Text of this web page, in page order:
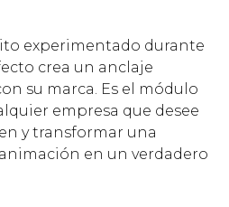
experimentado durante
crea un anclaje
su marca. Es el módulo
empresa que desee
y transformar una
en un verdadero